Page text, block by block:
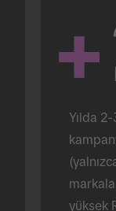
+
Yılda
yüksek